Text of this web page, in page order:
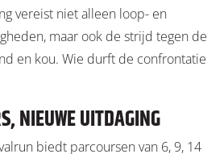
vereist niet alleen loop- en
maar ook de strijd tegen de
en kou. Wie durft de confrontatie
NIEUWE UITDAGING
biedt parcoursen van 6, 9, 14